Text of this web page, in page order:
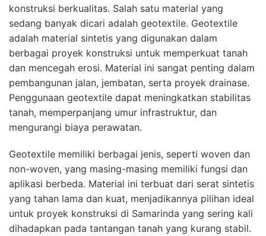
konstruksi berkualitas. Salah satu material yang
sedang banyak dicari adalah geotextile. Geotextile
adalah material sintetis yang digunakan dalam
berbagai proyek konstruksi untuk memperkuat tanah
dan mencegah erosi. Material ini sangat penting dalam
pembangunan jalan, jembatan, serta proyek drainase.
Penggunaan geotextile dapat meningkatkan stabilitas
tanah, memperpanjang umur infrastruktur, dan
mengurangi biaya perawatan.
Geotextile memiliki berbagai jenis, seperti woven dan
non-woven, yang masing-masing memiliki fungsi dan
aplikasi berbeda. Material ini terbuat dari serat sintetis
yang tahan lama dan kuat, menjadikannya pilihan ideal
untuk proyek konstruksi di Samarinda yang sering kali
dihadapkan pada tantangan tanah yang kurang stabil.